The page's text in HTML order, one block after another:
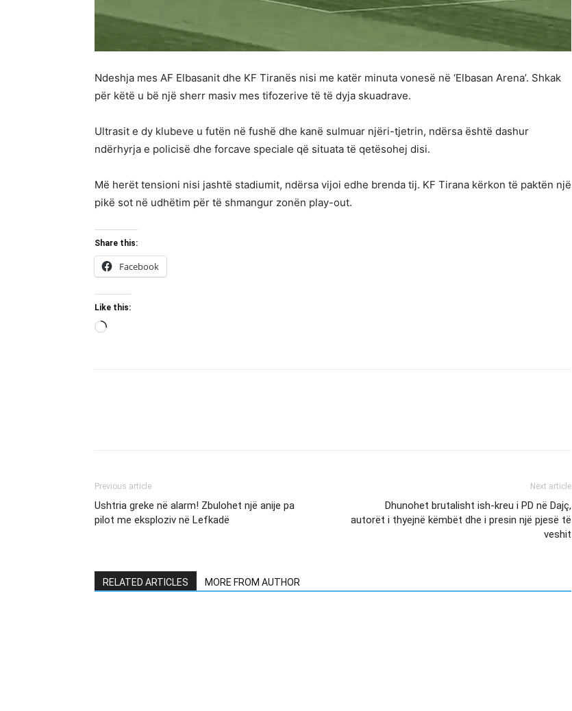
Ndeshja mes AF Elbasanit dhe KF Tiranës nisi me katër minuta vonesë në ‘Elbasan Arena’. Shkak
për këtë u bë një sherr masiv mes tifozerive të të dyja skuadrave.
Ultrasit e dy klubeve u futën në fushë dhe kanë sulmuar njëri-tjetrin, ndërsa është dashur
ndërhyrja e policisë dhe forcave speciale që situata të qetësohej disi.
Më herët tensioni nisi jashtë stadiumit, ndërsa vijoi edhe brenda tij. KF Tirana kërkon të paktën një
pikë sot në udhëtim për të shmangur zonën play-out.
Share this:
Facebook
Like this:
Previous article
Ushtria greke në alarm! Zbulohet një anije pa
pilot me eksploziv në Lefkadë
Next article
Dhunohet brutalisht ish-kreu i PD në Dajç,
autorët i thyejnë këmbët dhe i presin një pjesë të
veshit
RELATED ARTICLES MORE FROM AUTHOR